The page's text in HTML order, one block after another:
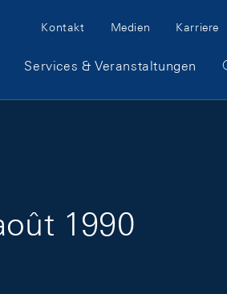
Meta Navigation
Kontakt Medien Karriere
Services & Veranstaltungen
1990